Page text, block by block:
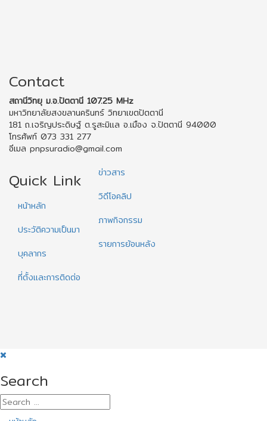
Contact
สถานีวิทยุ ม.อ.ปัตตานี 107.25 MHz
มหาวิทยาลัยสงขลานครินทร์ วิทยาเขตปัตตานี
181 ถ.เจริญประดิษฐ์ ต.รูสะมิแล อ.เมือง จ.ปัตตานี 94000
โทรศัพท์ 073 331 277
อีเมล pnpsuradio@gmail.com
Quick Link
หน้าหลัก
ประวัติความเป็นมา
บุคลากร
ที่ตั้งและการติดต่อ
ข่าวสาร
วิดีโอคลิป
ภาพกิจกรรม
รายการย้อนหลัง
Search